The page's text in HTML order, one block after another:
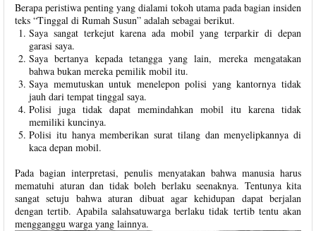
Berapa peristiwa penting yang dialami tokoh utama pada bagian insiden
teks “Tinggal di Rumah Susun” adalah sebagai berikut.
Saya sangat terkejut karena ada mobil yang terparkir di depan
garasi saya.
Saya bertanya kepada tetangga yang lain, mereka mengatakan
bahwa bukan mereka pemilik mobil itu.
Saya memutuskan untuk menelepon polisi yang kantornya tidak
jauh dari tempat tinggal saya.
Polisi juga tidak dapat memindahkan mobil itu karena tidak
memiliki kuncinya.
Polisi itu hanya memberikan surat tilang dan menyelipkannya di
kaca depan mobil.
Pada bagian interpretasi, penulis menyatakan bahwa manusia harus
mematuhi aturan dan tidak boleh berlaku seenaknya. Tentunya kita
sangat setuju bahwa aturan dibuat agar kehidupan dapat berjalan
dengan tertib. Apabila salahsatuwarga berlaku tidak tertib tentu akan
mengganggu warga yang lainnya.